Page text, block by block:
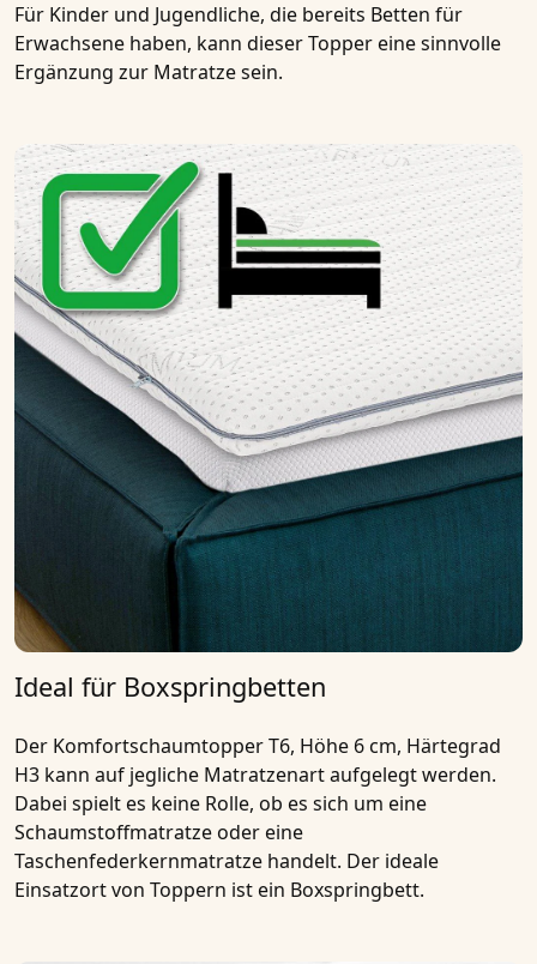
Für Kinder und Jugendliche, die bereits Betten für
Erwachsene haben, kann dieser Topper eine sinnvolle
Ergänzung zur Matratze sein.
Ideal für Boxspringbetten
Der Komfortschaumtopper T6, Höhe 6 cm, Härtegrad
H3 kann auf jegliche Matratzenart aufgelegt werden.
Dabei spielt es keine Rolle, ob es sich um eine
Schaumstoffmatratze oder eine
Taschenfederkernmatratze handelt. Der ideale
Einsatzort von Toppern ist ein Boxspringbett.